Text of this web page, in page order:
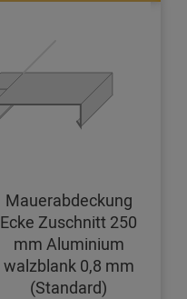
Mauerabdeckung
Ecke Zuschnitt 250
mm Aluminium
walzblank 0,8 mm
(Standard)